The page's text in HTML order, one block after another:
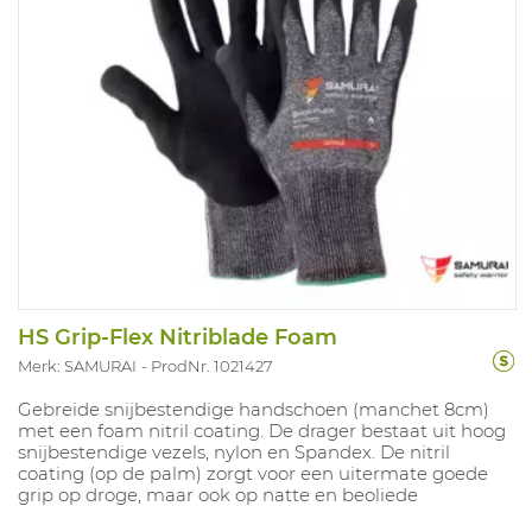
HS Grip-Flex Nitriblade Foam
Merk: SAMURAI ProdNr. 1021427
Gebreide snijbestendige handschoen (manchet 8cm)
met een foam nitril coating. De drager bestaat uit hoog
snijbestendige vezels, nylon en Spandex. De nitril
coating (op de palm) zorgt voor een uitermate goede
grip op droge, maar ook op natte en beoliede